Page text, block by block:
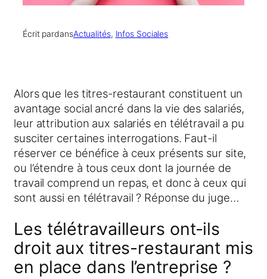
Écrit pardansActualités, Infos Sociales
Alors que les titres-restaurant constituent un
avantage social ancré dans la vie des salariés,
leur attribution aux salariés en télétravail a pu
susciter certaines interrogations. Faut-il
réserver ce bénéfice à ceux présents sur site,
ou l’étendre à tous ceux dont la journée de
travail comprend un repas, et donc à ceux qui
sont aussi en télétravail ? Réponse du juge…
Les télétravailleurs ont-ils
droit aux titres-restaurant mis
en place dans l’entreprise ?